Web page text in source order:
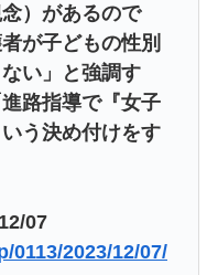
）があるので
が子どもの性別
い」と強調す
路指導で『女子
う決め付けをす
07
2023/12/07/